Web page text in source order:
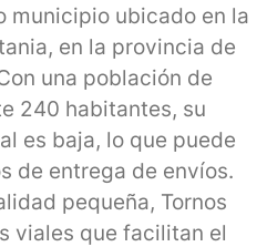
municipio ubicado en la
en la provincia de
una población de
240 habitantes, su
es baja, lo que puede
de entrega de envíos.
pequeña, Tornos
viales que facilitan el